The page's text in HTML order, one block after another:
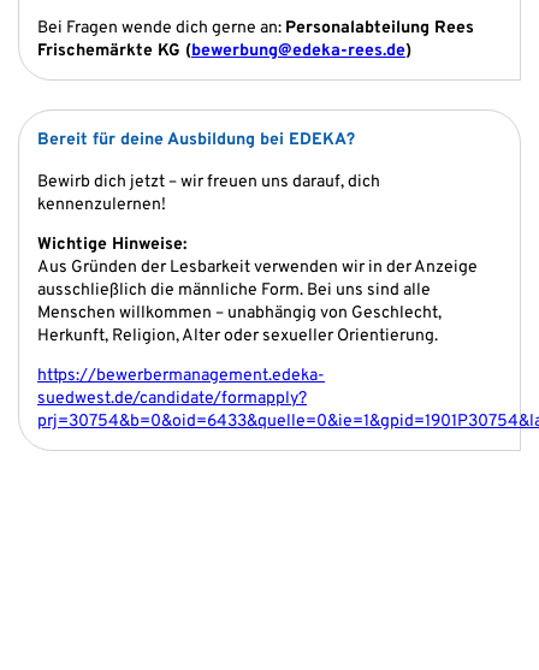
Bei Fragen wende dich gerne an: Personalabteilung Rees
Frischemärkte KG (bewerbung@edeka-rees.de)
Bereit für deine Ausbildung bei EDEKA?
Bewirb dich jetzt – wir freuen uns darauf, dich
kennenzulernen!
Wichtige Hinweise:
Aus Gründen der Lesbarkeit verwenden wir in der Anzeige
ausschließlich die männliche Form. Bei uns sind alle
Menschen willkommen – unabhängig von Geschlecht,
Herkunft, Religion, Alter oder sexueller Orientierung.
https://bewerbermanagement.edeka-
suedwest.de/candidate/formapply?